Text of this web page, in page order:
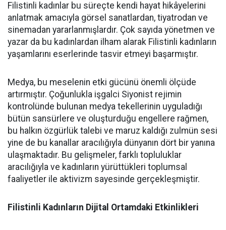
Filistinli kadınlar bu süreçte kendi hayat hikâyelerini
anlatmak amacıyla görsel sanatlardan, tiyatrodan ve
sinemadan yararlanmışlardır. Çok sayıda yönetmen ve
yazar da bu kadınlardan ilham alarak Filistinli kadınların
yaşamlarını eserlerinde tasvir etmeyi başarmıştır.
Medya, bu meselenin etki gücünü önemli ölçüde
artırmıştır. Çoğunlukla işgalci Siyonist rejimin
kontrolünde bulunan medya tekellerinin uyguladığı
bütün sansürlere ve oluşturduğu engellere rağmen,
bu halkın özgürlük talebi ve maruz kaldığı zulmün sesi
yine de bu kanallar aracılığıyla dünyanın dört bir yanına
ulaşmaktadır. Bu gelişmeler, farklı topluluklar
aracılığıyla ve kadınların yürüttükleri toplumsal
faaliyetler ile aktivizm sayesinde gerçekleşmiştir.
Filistinli Kadınların Dijital Ortamdaki Etkinlikleri